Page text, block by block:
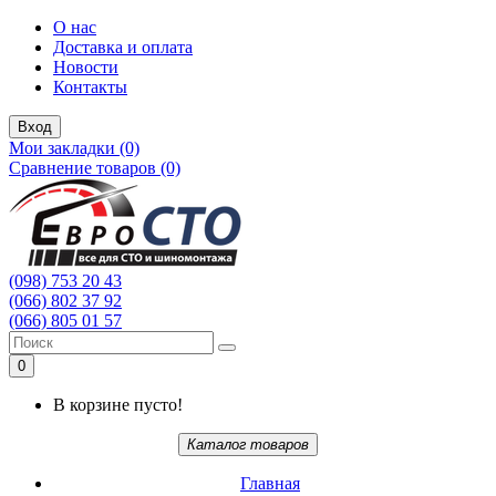
О нас
Доставка и оплата
Новости
Контакты
Вход
Мои закладки (0)
Сравнение товаров (0)
(098) 753 20 43
(066) 802 37 92
(066) 805 01 57
0
В корзине пусто!
Каталог товаров
Главная